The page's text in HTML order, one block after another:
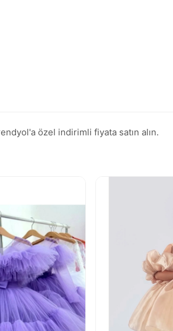
özel indirimli fiyata satın alın.